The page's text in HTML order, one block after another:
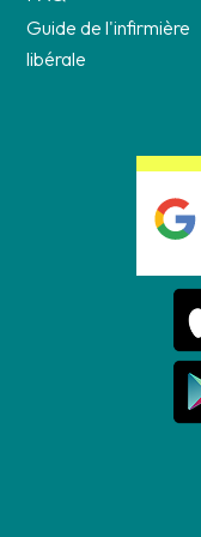
Guide de l'infirmière
libérale